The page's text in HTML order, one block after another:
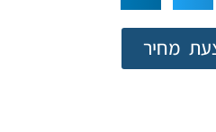
מחיר